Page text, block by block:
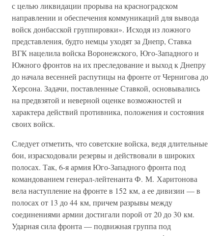
с целью ликвидации прорыва на красноградском
направлении и обеспечения коммуникаций для вывода
войск донбасской группировки». Исходя из ложного
представления, будто немцы уходят за Днепр, Ставка
ВГК нацелила войска Воронежского, Юго-Западного и
Южного фронтов на их преследование и выход к Днепру
до начала весенней распутицы на фронте от Чернигова до
Херсона. Задачи, поставленные Ставкой, основывались
на предвзятой и неверной оценке возможностей и
характера действий противника, положения и состояния
своих войск.
Следует отметить, что советские войска, ведя длительные
бои, израсходовали резервы и действовали в широких
полосах. Так, 6-я армия Юго-Западного фронта под
командованием генерал-лейтенанта Ф. М. Харитонова
вела наступление на фронте в 152 км, а ее дивизии — в
полосах от 13 до 44 км, причем разрывы между
соединениями армии достигали порой от 20 до 30 км.
Ударная сила фронта — подвижная группа под